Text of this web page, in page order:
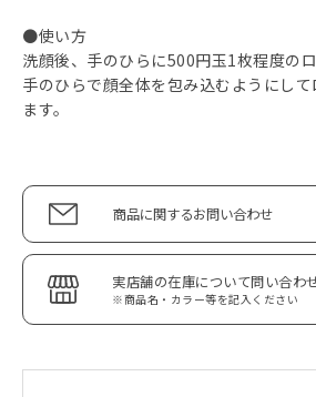
●使い方
洗顔後、手のひらに500円玉1枚程度のロ
手のひらで顔全体を包み込むようにし
ます。
商品に関するお問い合わせ
実店舗の在庫について問い合わ
※商品名・カラー等を記入ください